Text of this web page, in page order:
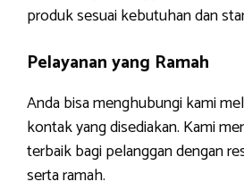
produk sesuai kebutuhan dan
Pelayanan yang Ramah
Anda bisa menghubungi kami
kontak yang disediakan. Kami
terbaik bagi pelanggan dengan
serta ramah.